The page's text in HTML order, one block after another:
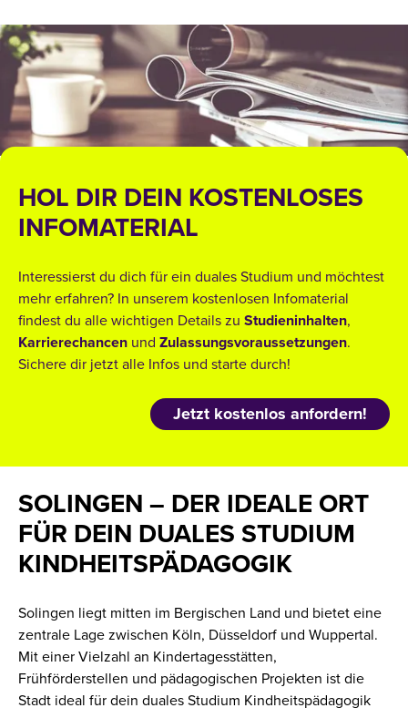
HOL DIR DEIN KOSTENLOSES
INFOMATERIAL
Interessierst du dich für ein duales Studium und möchtest
mehr erfahren? In unserem kostenlosen Infomaterial
findest du alle wichtigen Details zu Studieninhalten,
Karrierechancen und Zulassungsvoraussetzungen.
Sichere dir jetzt alle Infos und starte durch!
Jetzt kostenlos anfordern!
SOLINGEN – DER IDEALE ORT
FÜR DEIN DUALES STUDIUM
KINDHEITSPÄDAGOGIK
Solingen liegt mitten im Bergischen Land und bietet eine
zentrale Lage zwischen Köln, Düsseldorf und Wuppertal.
Mit einer Vielzahl an Kindertagesstätten,
Frühförderstellen und pädagogischen Projekten ist die
Stadt ideal für dein duales Studium Kindheitspädagogik